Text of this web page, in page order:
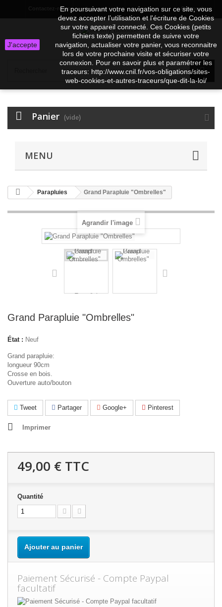
Connexion
EUR
Français
Contactez-nous
Panier (vide)
MENU
Parapluies Grand Parapluie "Ombrelles"
Agrandir l'image
Grand Parapluie "Ombrelles"
État : Neuf
Grand parapluie:
longueur 90cm
Crosse en bois.
Ouverture auto/bouton
Tweet Partager Google+ Pinterest
Imprimer
49,00 € TTC
Quantité
Ajouter au panier
Paiement Sécurisé - Compte Paypal
facultatif
J'accepte
En poursuivant votre navigation sur ce site, vous
devez accepter l’utilisation et l'écriture de Cookies
sur votre appareil connecté. Ces Cookies (petits
fichiers texte) permettent de suivre votre
navigation, actualiser votre panier, vous reconnaitre
lors de votre prochaine visite et sécuriser votre
connexion. Pour en savoir plus et paramétrer les
traceurs: http://www.cnil.fr/vos-obligations/sites-
web-cookies-et-autres-traceurs/que-dit-la-loi/